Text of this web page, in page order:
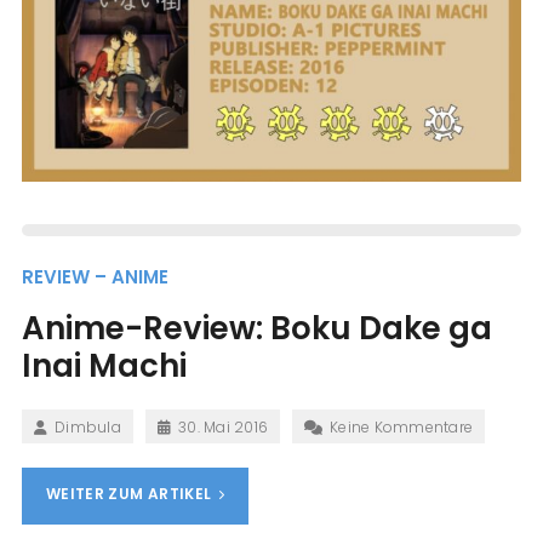
REVIEW – ANIME
Anime-Review: Boku Dake ga
Inai Machi
Dimbula 30. Mai 2016 Keine Kommentare
WEITER ZUM ARTIKEL